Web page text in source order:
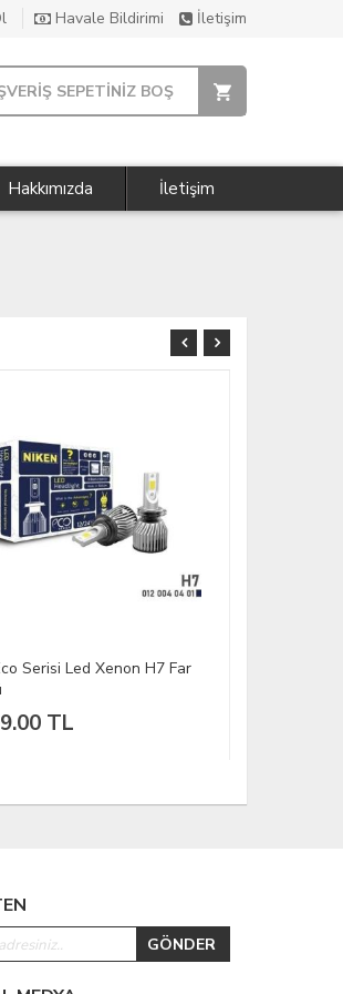
Havale Bildirimi İletişim
SEPETİNİZ BOŞ
Hakkımızda İletişim
Serisi Led Xenon H1
TL